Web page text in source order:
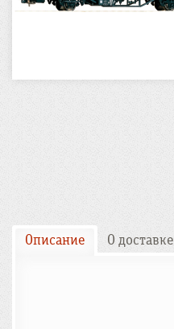
Описание О доставке